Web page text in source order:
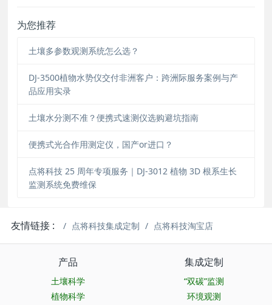
为您推荐
土壤多参数观测系统怎么选？
DJ-3500植物水势仪交付非洲客户：跨洲际服务案例与产
品应用实录
土壤水分测不准？便携式速测仪选购避坑指南
便携式光合作用测定仪，国产or进口？
点将科技 25 周年专项服务｜DJ-3012 植物 3D 根系生长
监测系统免费维保
友情链接 : 点将科技集成定制 点将科技淘宝店
产品
土壤科学
植物科学
集成定制
“双碳”监测
环境观测